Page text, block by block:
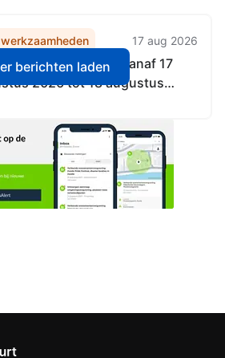
17 aug 2026
gepland vanaf 17
2026 tot 18 augustus
berichten laden